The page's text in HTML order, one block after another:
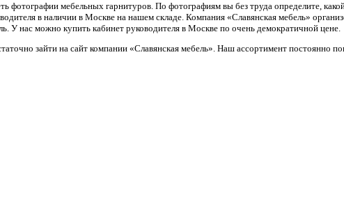
фотографии мебельных гарнитуров. По фотографиям вы без труда определите,
в наличии в Москве на нашем складе. Компания «Славянская мебель»
У нас можно купить кабинет руководителя в Москве по очень демократичной цене.
зайти на сайт компании «Славянская мебель». Наш ассортимент постоянно